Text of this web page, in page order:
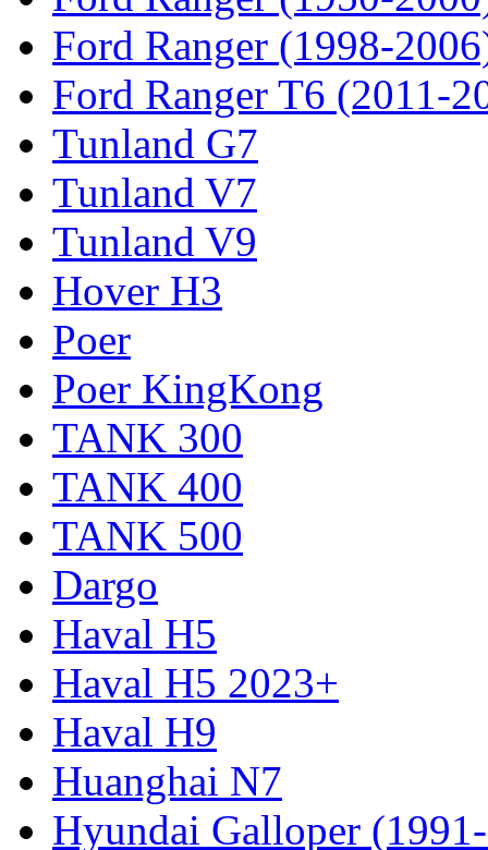
Ford Ranger (1998-
Ford Ranger T6 (2011-
Tunland G7
Tunland V7
Tunland V9
Hover H3
Poer
Poer KingKong
TANK 300
TANK 400
TANK 500
Dargo
Haval H5
Haval H5 2023+
Haval H9
Huanghai N7
Hyundai Galloper